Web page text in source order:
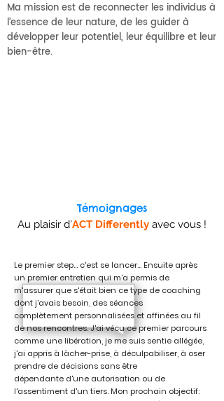
Ma mission est de reconnecter les individus à
l’essence de leur nature, de les guider à
développer leur potentiel, leur équilibre et leur
bien-être.
Témoignages
Au plaisir d'ACT Differently avec vous !
Le premier step... c'est se lancer... Ensuite après
un premier entretien qui m'a permis de
m'assurer que s'était bien ce type de coaching
dont j'avais besoin, des séances
complètement personnalisées et affinées au fil
de nos rencontres. J'ai vécu ce premier parcours
comme une libération, je me suis sentie allégée,
j'ai appris à lâcher-prise, à déculpabiliser, à oser
prendre de décisions sans être
dépendante d'une autorisation ou de
l'assentiment d'un tiers. Mon prochain objectif: